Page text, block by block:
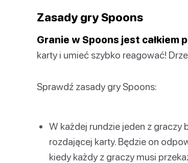
Zasady gry Spoons
Granie w Spoons jest całkiem
karty i umieć szybko reagować!
Sprawdź zasady gry Spoons:
W każdej rundzie jeden z graczy
rozdającej karty. Będzie on
kiedy każdy z graczy musi